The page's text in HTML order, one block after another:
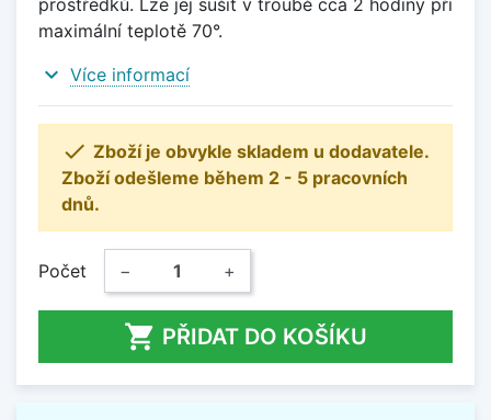
maximální teplotě 70°.
expand_more Více informací
 Zboží je obvykle skladem u dodavatele.
Zboží odešleme během 2 - 5 pracovních
dnů.
Počet − +
 PŘIDAT DO KOŠÍKU